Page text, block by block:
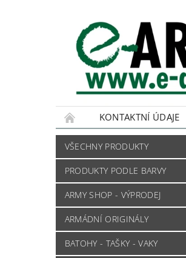
KONTAKTNÍ ÚDAJE
VŠECHNY PRODUKTY
PRODUKTY PODLE BARVY
ARMY SHOP - VÝPRODEJ
ARMÁDNÍ ORIGINÁLY
BATOHY - TAŠKY - VAKY